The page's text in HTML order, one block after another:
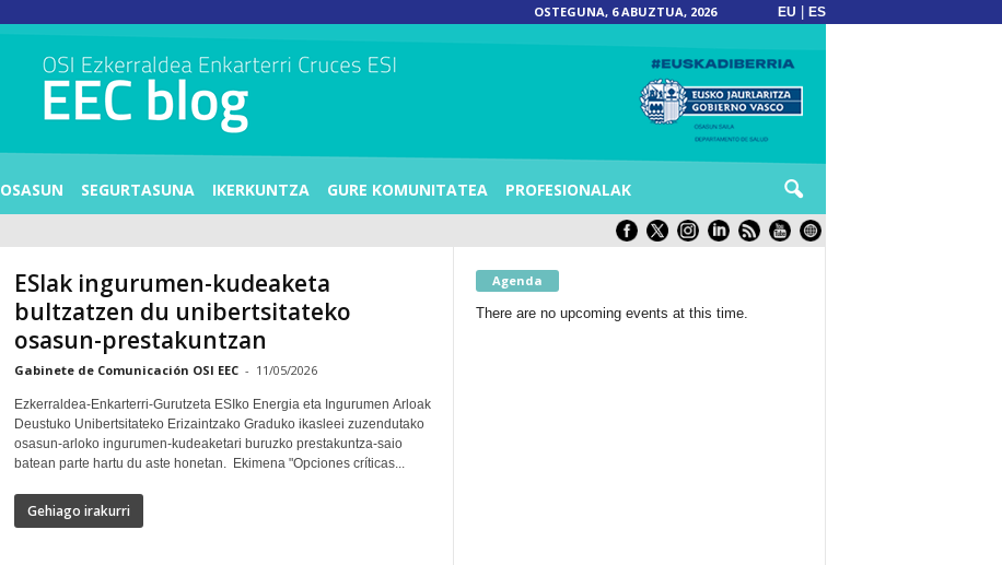
OSTEGUNA, 6 ABUZTUA, 2026 EU ES
OSASUN SEGURTASUNA IKERKUNTZA GURE KOMUNITATEA PROFESIONALAK
ESIak ingurumen-kudeaketa
bultzatzen du unibertsitateko
osasun-prestakuntzan
Gabinete de Comunicación OSI EEC - 11/05/2026
Ezkerraldea-Enkarterri-Gurutzeta ESIko Energia eta Ingurumen Arloak
Deustuko Unibertsitateko Erizaintzako Graduko ikasleei zuzendutako
osasun-arloko ingurumen-kudeaketari buruzko prestakuntza-saio
batean parte hartu du aste honetan. Ekimena "Opciones críticas...
Gehiago irakurri
Agenda
There are no upcoming events at this time.